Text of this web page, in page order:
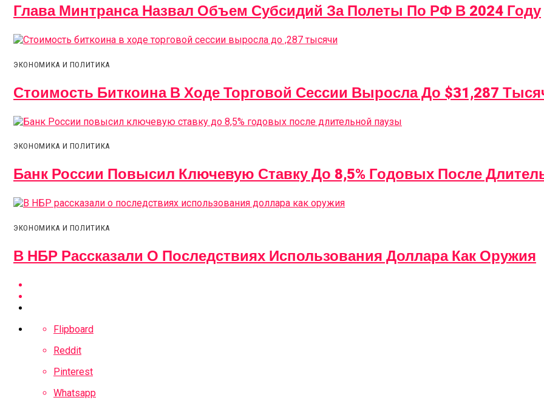
Глава Минтранса Назвал Объем Субсидий За Полеты По РФ В 2024 Году
ЭКОНОМИКА И ПОЛИТИКА
Стоимость Биткоина В Ходе Торговой Сессии Выросла До $31,287
ЭКОНОМИКА И ПОЛИТИКА
Банк России Повысил Ключевую Ставку До 8,5% Годовых После
ЭКОНОМИКА И ПОЛИТИКА
В НБР Рассказали О Последствиях Использования Доллара Как Оружия
Flipboard
Reddit
Pinterest
Whatsapp